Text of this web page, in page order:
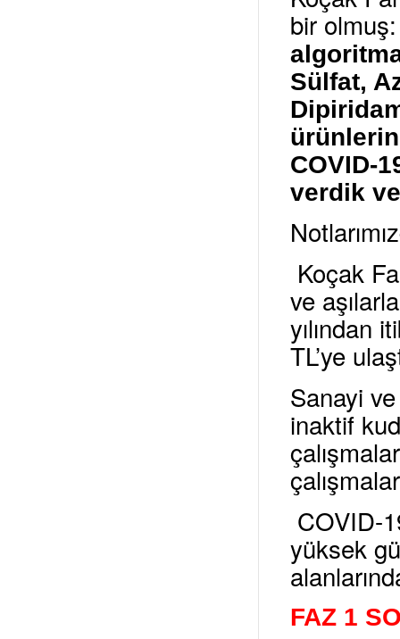
bir
Sülfat,
COVID-
verdik
Koçak
ve
yılından
TL’ye
Sanayi
inaktif
COVID-
yüksek
FAZ 1